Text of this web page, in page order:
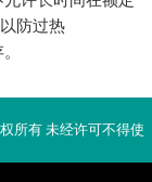
防过热
所有 未经许可不得使